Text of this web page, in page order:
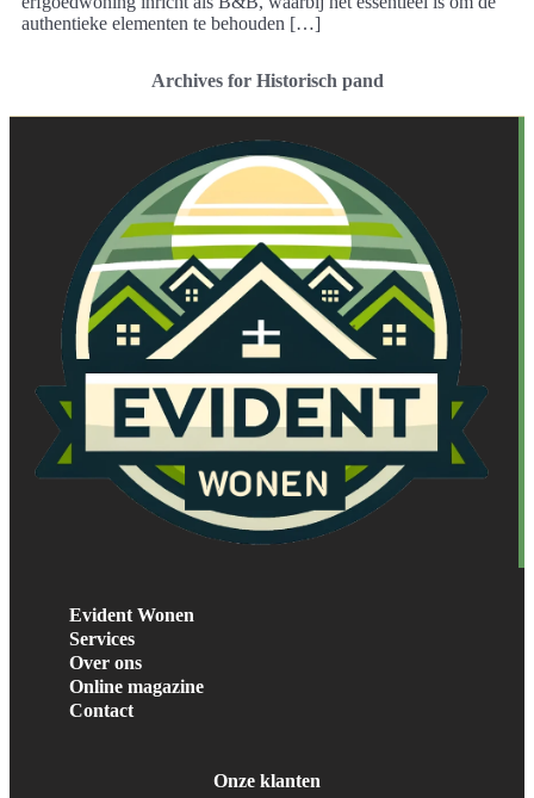
authentieke elementen te behouden […]
Archives for Historisch pand
Evident Wonen
Services
Over ons
Online magazine
Contact
Onze klanten